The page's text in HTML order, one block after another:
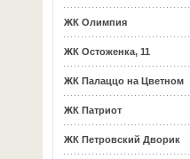
ЖК Олимпия
ЖК Остоженка, 11
ЖК Палаццо на Цветном
ЖК Патриот
ЖК Петровский Дворик